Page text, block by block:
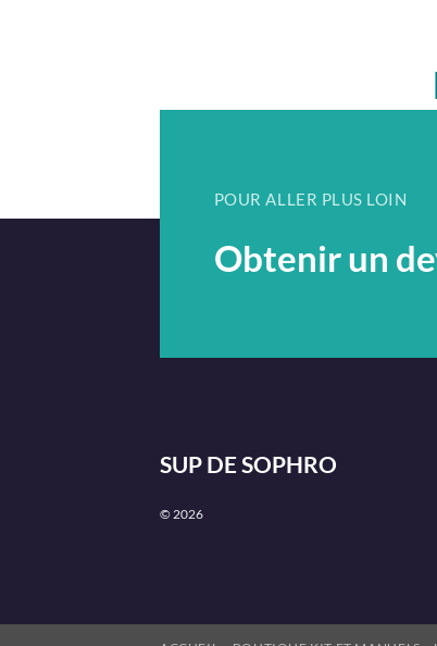
POUR ALLER PLUS LOIN
Obtenir un
SUP DE SOPHRO
© 2026